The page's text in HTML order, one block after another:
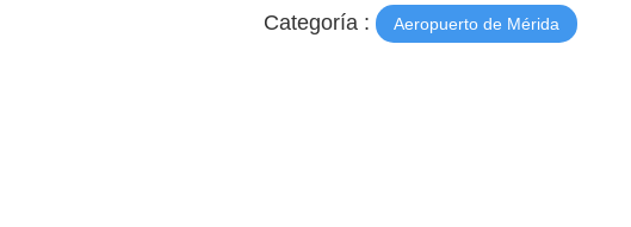
Categoría : Aeropuerto de Mérida